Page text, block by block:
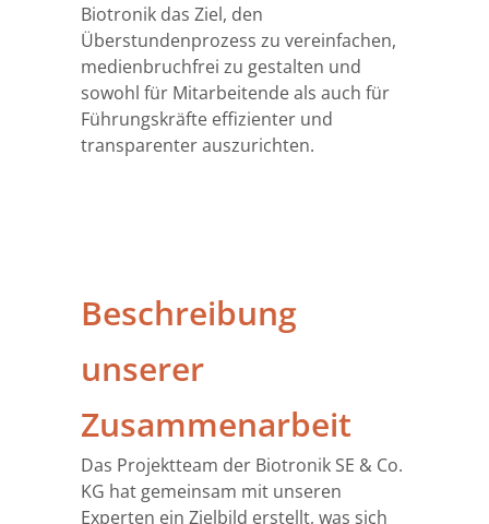
Biotronik das Ziel, den
Überstundenprozess zu vereinfachen,
medienbruchfrei zu gestalten und
sowohl für Mitarbeitende als auch für
Führungskräfte effizienter und
transparenter auszurichten.
Beschreibung
unserer
Zusammenarbeit
Das Projektteam der Biotronik SE & Co.
KG hat gemeinsam mit unseren
Experten ein Zielbild erstellt, was sich